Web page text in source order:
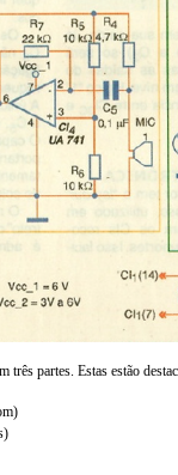
partes. Estas estão